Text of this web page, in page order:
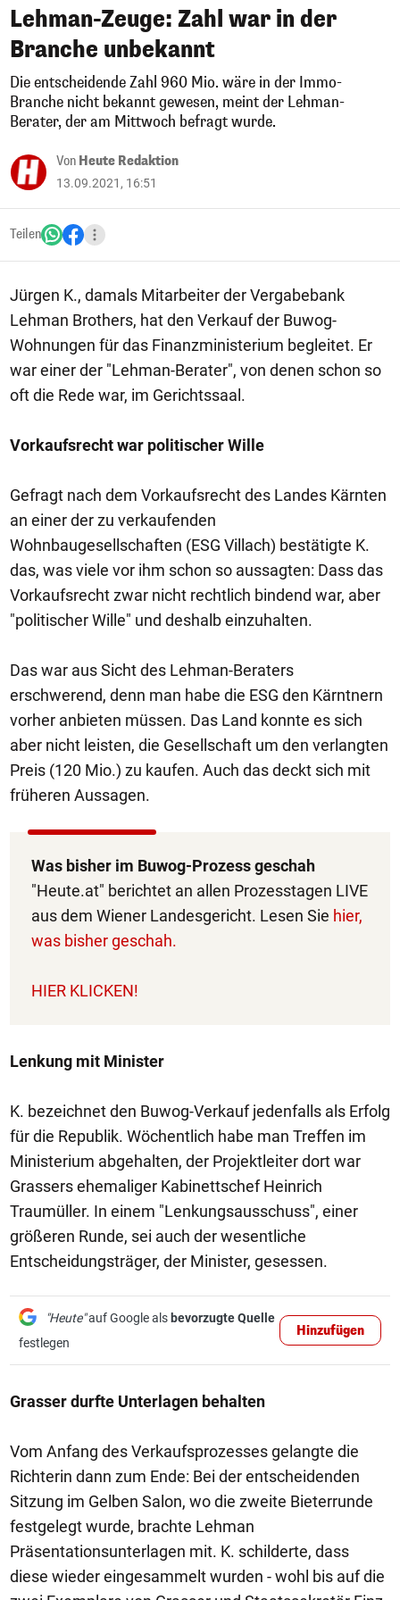
Lehman-Zeuge: Zahl war in der
Branche unbekannt
Die entscheidende Zahl 960 Mio. wäre in der Immo-
Branche nicht bekannt gewesen, meint der Lehman-
Berater, der am Mittwoch befragt wurde.
Von Heute Redaktion
13.09.2021, 16:51
Teilen
Jürgen K., damals Mitarbeiter der Vergabebank
Lehman Brothers, hat den Verkauf der Buwog-
Wohnungen für das Finanzministerium begleitet. Er
war einer der "Lehman-Berater", von denen schon so
oft die Rede war, im Gerichtssaal.
Vorkaufsrecht war politischer Wille
Gefragt nach dem Vorkaufsrecht des Landes Kärnten
an einer der zu verkaufenden
Wohnbaugesellschaften (ESG Villach) bestätigte K.
das, was viele vor ihm schon so aussagten: Dass das
Vorkaufsrecht zwar nicht rechtlich bindend war, aber
"politischer Wille" und deshalb einzuhalten.
Das war aus Sicht des Lehman-Beraters
erschwerend, denn man habe die ESG den Kärntnern
vorher anbieten müssen. Das Land konnte es sich
aber nicht leisten, die Gesellschaft um den verlangten
Preis (120 Mio.) zu kaufen. Auch das deckt sich mit
früheren Aussagen.
Was bisher im Buwog-Prozess geschah
"Heute.at" berichtet an allen Prozesstagen LIVE
aus dem Wiener Landesgericht. Lesen Sie hier,
was bisher geschah.
HIER KLICKEN!
Lenkung mit Minister
K. bezeichnet den Buwog-Verkauf jedenfalls als Erfolg
für die Republik. Wöchentlich habe man Treffen im
Ministerium abgehalten, der Projektleiter dort war
Grassers ehemaliger Kabinettschef Heinrich
Traumüller. In einem "Lenkungsausschuss", einer
größeren Runde, sei auch der wesentliche
Entscheidungsträger, der Minister, gesessen.
"Heute"auf Google als bevorzugte Quelle
festlegen
Hinzufügen
Grasser durfte Unterlagen behalten
Vom Anfang des Verkaufsprozesses gelangte die
Richterin dann zum Ende: Bei der entscheidenden
Sitzung im Gelben Salon, wo die zweite Bieterrunde
festgelegt wurde, brachte Lehman
Präsentationsunterlagen mit. K. schilderte, dass
diese wieder eingesammelt wurden - wohl bis auf die